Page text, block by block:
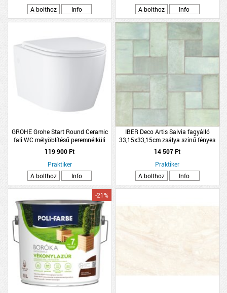
A bolthoz
Info
A bolthoz
Info
GROHE Grohe Start Round Ceramic
fali WC mélyöblítésű peremnélküli
WC-ülőkével
119 900 Ft
Praktiker
A bolthoz
Info
IBER Deco Artis Salvia fagyálló
33,15x33,15cm zsálya színű fényes
gres padlólap
14 507 Ft
Praktiker
A bolthoz
Info
-21%